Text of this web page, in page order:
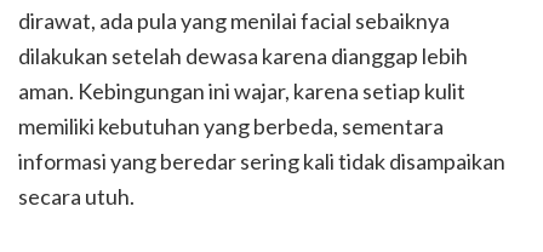
dirawat, ada pula yang menilai facial sebaiknya
dilakukan setelah dewasa karena dianggap lebih
aman. Kebingungan ini wajar, karena setiap kulit
memiliki kebutuhan yang berbeda, sementara
informasi yang beredar sering kali tidak disampaikan
secara utuh.